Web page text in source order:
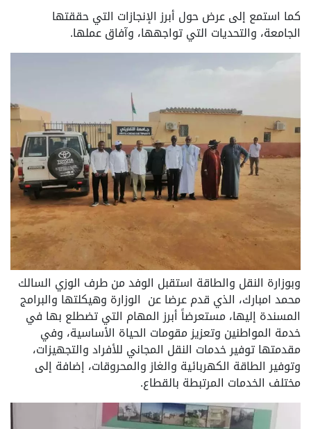
كما استمع إلى عرض حول أبرز الإنجازات التي حققتها
الجامعة، والتحديات التي تواجهها، وآفاق عملها.
وبوزارة النقل والطاقة استقبل الوفد من طرف الوزي السالك
محمد امبارك، الذي قدم عرضا عن الوزارة وهيكلتها والبرامج
المسندة إليها، مستعرضاً أبرز المهام التي تضطلع بها في
خدمة المواطنين وتعزيز مقومات الحياة الأساسية، وفي
مقدمتها توفير خدمات النقل المجاني للأفراد والتجهيزات،
وتوفير الطاقة الكهربائية والغاز والمحروقات، إضافة إلى
مختلف الخدمات المرتبطة بالقطاع.